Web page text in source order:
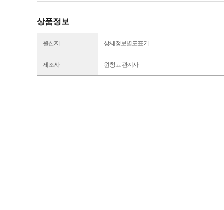
상품정보
원산지 상세정보별도표기
제조사 윈창고 관계사